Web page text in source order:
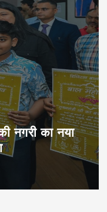
व आदित्यम